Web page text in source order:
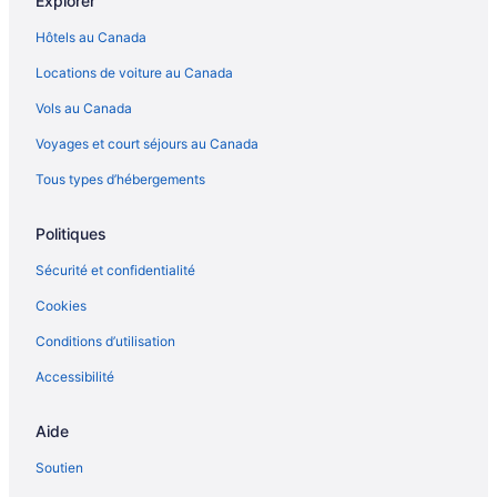
Zone romantique – Hôtels
Hôtels au Canada
Locations de voiture au Canada
Vols au Canada
Voyages et court séjours au Canada
Tous types d’hébergements
Politiques
Sécurité et confidentialité
Cookies
Conditions d’utilisation
Accessibilité
Aide
Soutien